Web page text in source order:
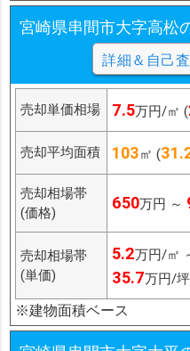
宮崎県串間市大字高松
詳細＆自己
売却単価相場 7.5万円/㎡ (
売却平均面積 103㎡ (
売却相場帯
(価格)
650万円 ～
売却相場帯
(単価)
5.2万円/㎡
35.7万円/
※建物面積ベース